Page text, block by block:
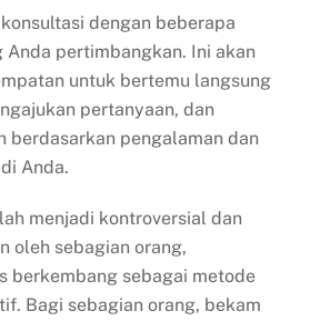
dengan beberapa
pertimbangkan. Ini akan
untuk bertemu langsung
pertanyaan, dan
berdasarkan pengalaman dan
Anda.
menjadi kontroversial dan
oleh sebagian orang,
berkembang sebagai metode
Bagi sebagian orang, bekam